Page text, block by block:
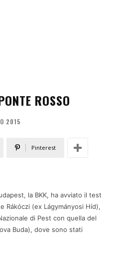
ROSSO
2015
Pinterest
la BKK, ha avviato il test
Rákóczi (ex Lágymányosi Híd),
di Pest con quella del
Buda), dove sono stati